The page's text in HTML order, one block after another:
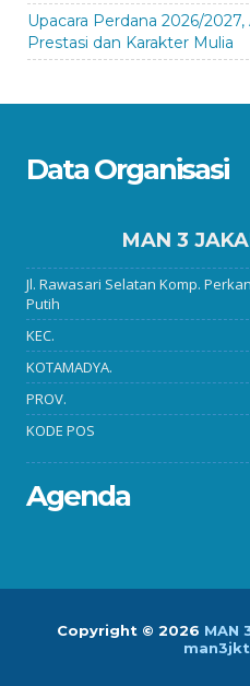
Upacara Perdana 2026/
Prestasi dan Karakter Mulia
Data Organisasi
MAN 3
Jl. Rawasari Selatan Komp.
Putih
KEC.
KOTAMADYA.
PROV.
KODE POS
Agenda
Copyright © 2026 MAN